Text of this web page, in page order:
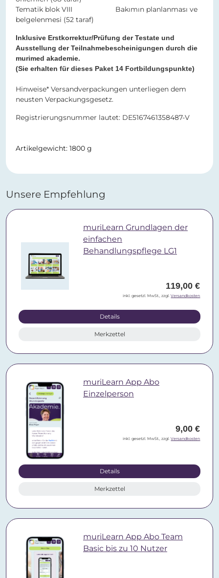
Tematik blok VIII Bakımın planlanması ve
belgelenmesi (52 taraf)
Inklusive Erstkorrektur/Prüfung der Testate und
Ausstellung der Teilnahmebescheinigungen durch die
murimed akademie.
(Sie erhalten für dieses Paket 14 Fortbildungspunkte)
Hinweise* Versandverpackungen unterliegen dem
neusten Verpackungsgesetz.
Registrierungsnummer lautet: DE5167461358487-V
Artikelgewicht: 1800 g
Unsere Empfehlung
muriLearn Grundlagen der
einfachen
Behandlungspflege LG1
119,00 €
inkl. gesetzl. MwSt., zzgl.Versandkosten
Details
Merkzettel
muriLearn App Abo
Einzelperson
9,00 €
inkl. gesetzl. MwSt., zzgl.Versandkosten
Details
Merkzettel
muriLearn App Abo Team
Basic bis zu 10 Nutzer